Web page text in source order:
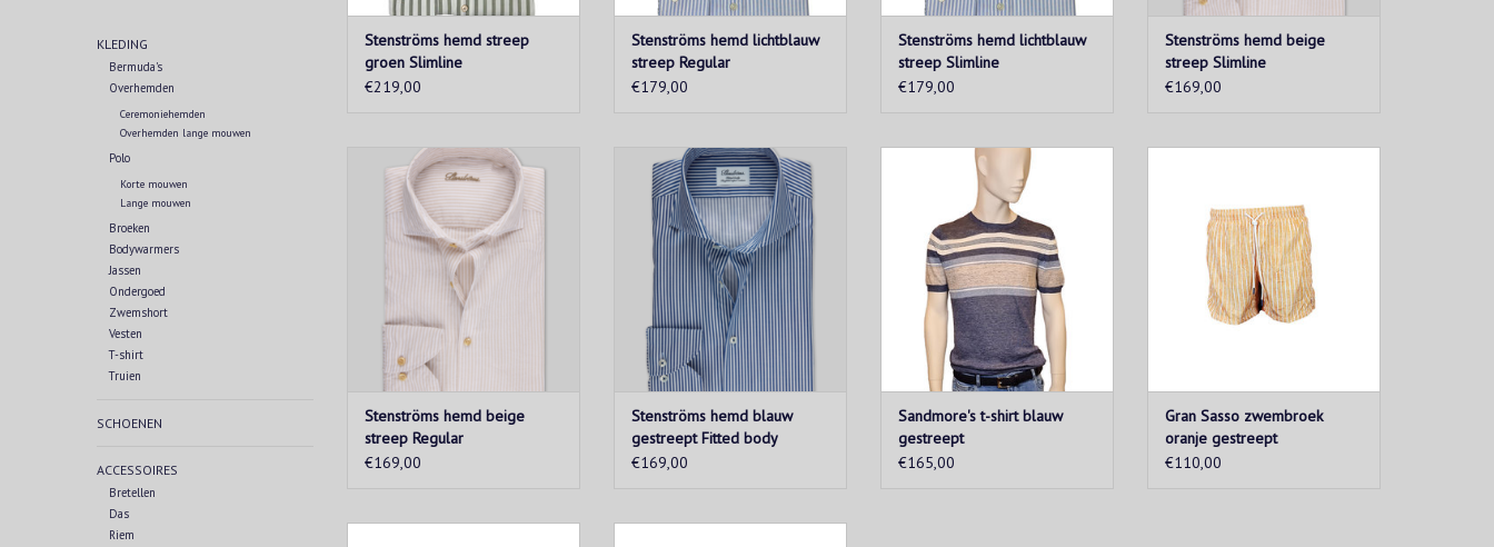
KLEDING
Bermuda's
Overhemden
Ceremoniehemden
Overhemden lange mouwen
Polo
Korte mouwen
Lange mouwen
Broeken
Bodywarmers
Jassen
Ondergoed
Zwemshort
Vesten
T-shirt
Truien
SCHOENEN
ACCESSOIRES
Bretellen
Das
Riem
Stenströms hemd streep
groen Slimline
€219,00
Stenströms hemd lichtblauw
streep Regular
€179,00
Stenströms hemd lichtblauw
streep Slimline
€179,00
Stenströms hemd beige
streep Slimline
€169,00
Elegant herenoverhemd in licht
beige met subtiel streeppatroon.
Gemaakt van 100% katoen met
cut-away kraag en lange mouwen
voor een klassieke, verzorgde look
– ideaal voor werk of vrije tijd.
Tijdloze stijl en hoogwaardige
kwaliteit.
TOEVOEGEN AAN WINKELWAGEN
Stenströms hemd beige
streep Regular
€169,00
Dit marineblauwe en witte
gestreepte hemd is gemaakt van
zacht twofold super katoen voor
een licht getailleerde taille. Het
kenmerkende gestreepte patroon
maakt dit hemd een leuke
toevoeging aan de garderobe van
elke man.
TOEVOEGEN AAN WINKELWAGEN
Stenströms hemd blauw
gestreept Fitted body
€169,00
Blauw zomert-shirt met
streepjespatroon vervaardigd uit
linnen. Draag onder een vlot
jersey vest voor een formele
gelegenheid of op een bermuda
om een echt zomergevoel te
creëren.
TOEVOEGEN AAN WINKELWAGEN
Sandmore's t-shirt blauw
gestreept
€165,00
Sasso! Verkrijgbaar in
verschillende kleuren en
verschillende motiefjes.
TOEVOEGEN AAN WINKELWAGEN
Gran Sasso zwembroek
oranje gestreept
€110,00